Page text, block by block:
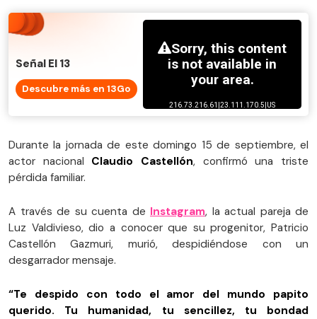
Señal El 13
Descubre más en 13Go
Durante la jornada de este domingo 15 de septiembre, el
actor nacional Claudio Castellón, confirmó una triste
pérdida familiar.
A través de su cuenta de Instagram, la actual pareja de
Luz Valdivieso, dio a conocer que su progenitor, Patricio
Castellón Gazmuri, murió, despidiéndose con un
desgarrador mensaje.
“Te despido con todo el amor del mundo papito
querido. Tu humanidad, tu sencillez, tu bondad